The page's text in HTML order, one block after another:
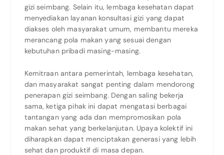
gizi seimbang. Selain itu, lembaga kesehatan dapat
menyediakan layanan konsultasi gizi yang dapat
diakses oleh masyarakat umum, membantu mereka
merancang pola makan yang sesuai dengan
kebutuhan pribadi masing-masing.
Kemitraan antara pemerintah, lembaga kesehatan,
dan masyarakat sangat penting dalam mendorong
penerapan gizi seimbang. Dengan saling bekerja
sama, ketiga pihak ini dapat mengatasi berbagai
tantangan yang ada dan mempromosikan pola
makan sehat yang berkelanjutan. Upaya kolektif ini
diharapkan dapat menciptakan generasi yang lebih
sehat dan produktif di masa depan.